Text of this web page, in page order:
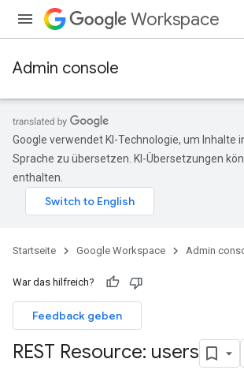
Workspace
Admin console
Google verwendet KI-Technologie, um Inhalte
Sprache zu übersetzen. KI-Übersetzungen
enthalten.
Startseite Google Workspace Admin
War das hilfreich?
Feedback geben
REST Resource: users